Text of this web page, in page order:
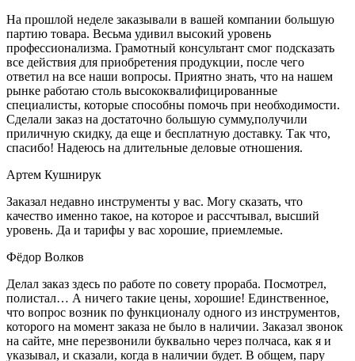
На прошлой неделе заказывали в вашей компании большую
партию товара. Весьма удивил высокий уровень
профессионализма. Грамотный консультант смог подсказать
все действия для приобретения продукции, после чего
ответил на все наши вопросы. Приятно знать, что на нашем
рынке работаю столь высококвалифицированные
специалисты, которые способны помочь при необходимости.
Сделали заказ на достаточно большую сумму,получили
приличную скидку, да еще и бесплатную доставку. Так что,
спасибо! Надеюсь на длительные деловые отношения.
Артем Кушнирук
Заказал недавно инструменты у вас. Могу сказать, что
качество именно такое, на которое и рассчтывал, высший
уровень. Да и тарифы у вас хорошие, приемлемые.
Фёдор Волков
Делал заказ здесь по работе по совету прораба. Посмотрел,
полистал… А ничего такие цены, хорошие! Единственное,
что вопрос возник по функционалу одного из инструментов,
которого на момент заказа не было в наличии. Заказал звонок
на сайте, мне перезвонили буквально через полчаса, как я и
указывал, и сказали, когда в наличии будет. В общем, пару